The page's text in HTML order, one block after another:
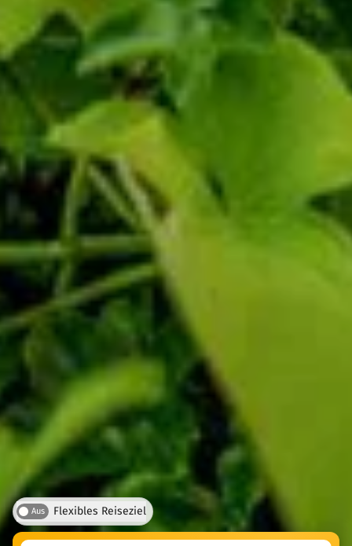
Aus Flexibles Reiseziel